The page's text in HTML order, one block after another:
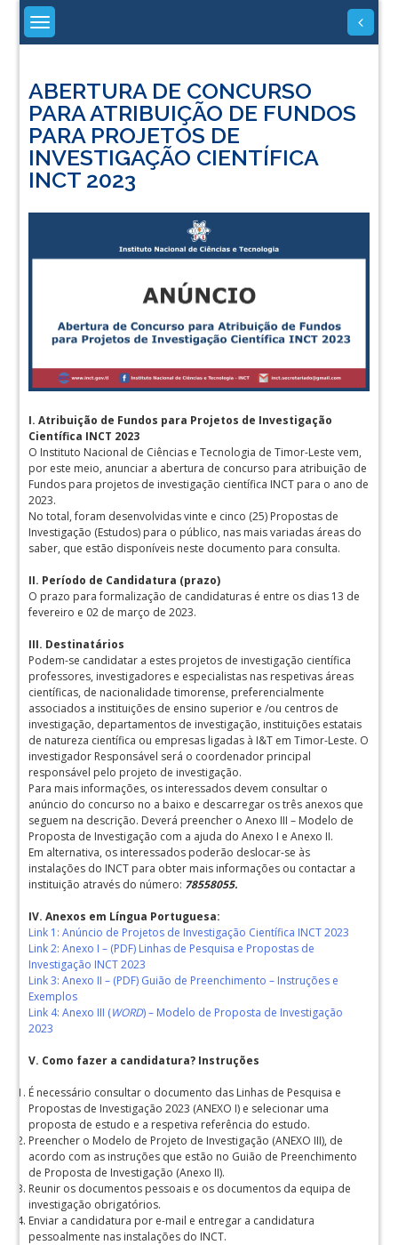
Skip
content
ABERTURA DE CONCURSO
PARA ATRIBUIÇÃO DE FUNDOS
PARA PROJETOS DE
INVESTIGAÇÃO CIENTÍFICA
INCT 2023
I. Atribuição de Fundos para Projetos de Investigação
Científica INCT 2023
O Instituto Nacional de Ciências e Tecnologia de Timor-Leste vem,
por este meio, anunciar a abertura de concurso para atribuição de
Fundos para projetos de investigação científica INCT para o ano de
2023.
No total, foram desenvolvidas vinte e cinco (25) Propostas de
Investigação (Estudos) para o público, nas mais variadas áreas do
saber, que estão disponíveis neste documento para consulta.
II. Período de Candidatura (prazo)
O prazo para formalização de candidaturas é entre os dias 13 de
fevereiro e 02 de março de 2023.
III. Destinatários
Podem-se candidatar a estes projetos de investigação científica
professores, investigadores e especialistas nas respetivas áreas
científicas, de nacionalidade timorense, preferencialmente
associados a instituições de ensino superior e /ou centros de
investigação, departamentos de investigação, instituições estatais
de natureza científica ou empresas ligadas à I&T em Timor-Leste. O
investigador Responsável será o coordenador principal
responsável pelo projeto de investigação.
Para mais informações, os interessados devem consultar o
anúncio do concurso no a baixo e descarregar os três anexos que
seguem na descrição. Deverá preencher o Anexo III – Modelo de
Proposta de Investigação com a ajuda do Anexo I e Anexo II.
Em alternativa, os interessados poderão deslocar-se às
instalações do INCT para obter mais informações ou contactar a
instituição através do número: 78558055.
IV. Anexos em Língua Portuguesa:
Link 1: Anúncio de Projetos de Investigação Científica INCT 2023
Link 2: Anexo I – (PDF) Linhas de Pesquisa e Propostas de
Investigação INCT 2023
Link 3: Anexo II – (PDF) Guião de Preenchimento – Instruções e
Exemplos
Link 4: Anexo III (WORD) – Modelo de Proposta de Investigação
2023
V. Como fazer a candidatura? Instruções
É necessário consultar o documento das Linhas de Pesquisa e
Propostas de Investigação 2023 (ANEXO I) e selecionar uma
proposta de estudo e a respetiva referência do estudo.
Preencher o Modelo de Projeto de Investigação (ANEXO III), de
acordo com as instruções que estão no Guião de Preenchimento
de Proposta de Investigação (Anexo II).
Reunir os documentos pessoais e os documentos da equipa de
investigação obrigatórios.
Enviar a candidatura por e-mail e entregar a candidatura
pessoalmente nas instalações do INCT.